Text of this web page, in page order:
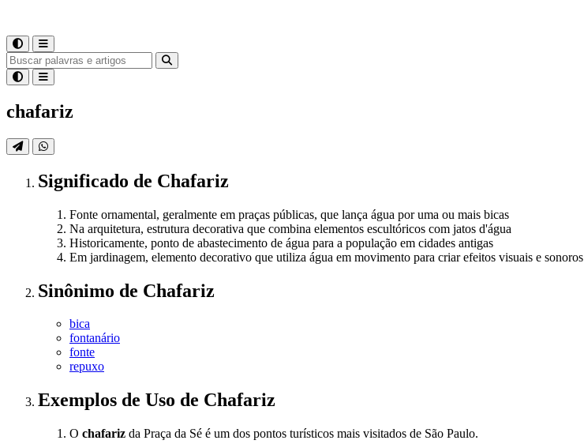
chafariz
Significado de Chafariz
Fonte ornamental, geralmente em praças públicas, que lança água por uma ou mais bicas
Na arquitetura, estrutura decorativa que combina elementos escultóricos com jatos d'água
Historicamente, ponto de abastecimento de água para a população em cidades antigas
Em jardinagem, elemento decorativo que utiliza água em movimento para criar efeitos visuais e sonoros
Sinônimo de Chafariz
bica
fontanário
fonte
repuxo
Exemplos de Uso de Chafariz
O chafariz da Praça da Sé é um dos pontos turísticos mais visitados de São Paulo.